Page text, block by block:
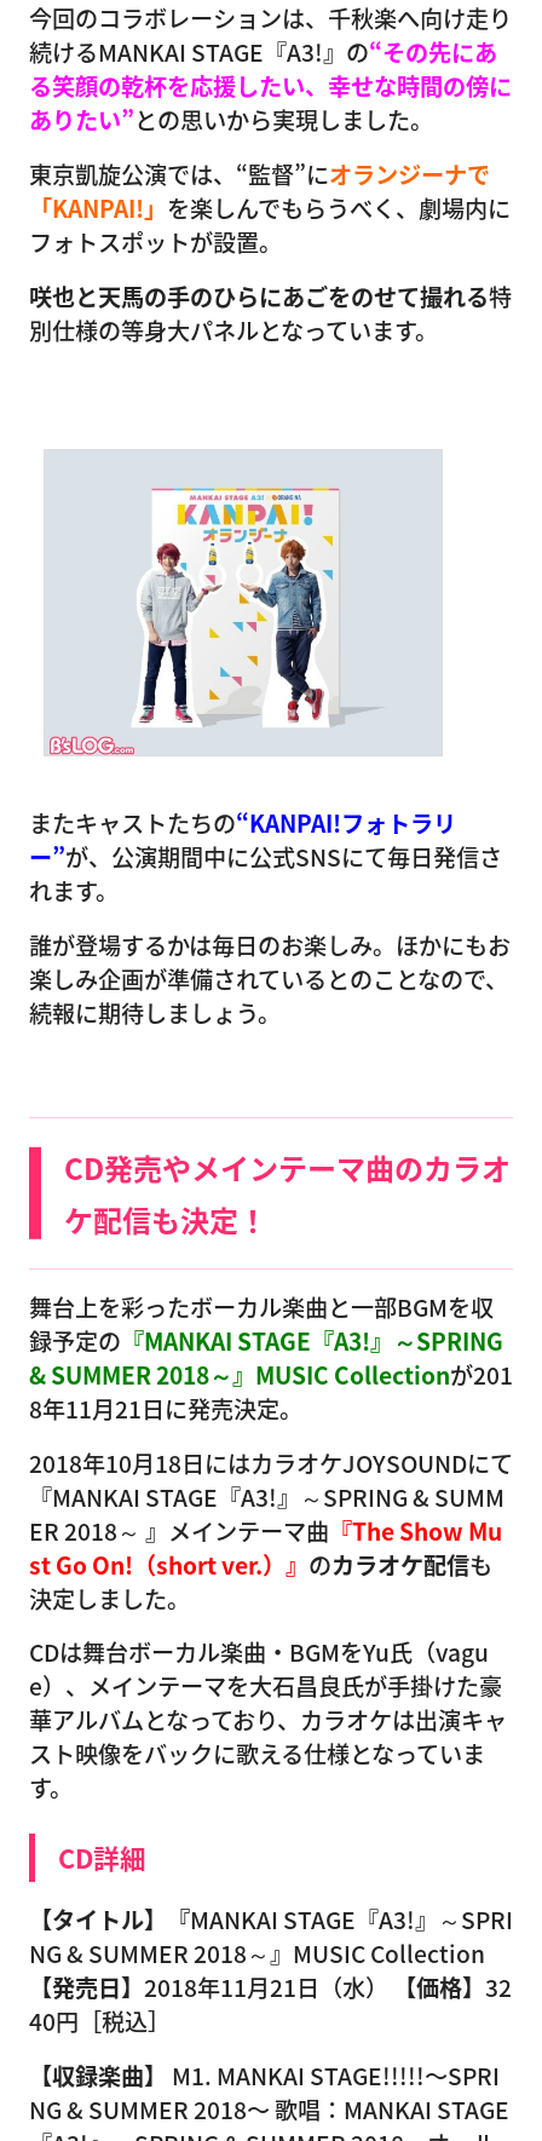
今回のコラボレーションは、千秋楽へ向け走り
続けるMANKAI STAGE『A3!』の“その先にあ
る笑顔の乾杯を応援したい、幸せな時間の傍に
ありたい”との思いから実現しました。
東京凱旋公演では、“監督”にオランジーナで
「KANPAI!」 を楽しんでもらうべく、劇場内に
フォトスポットが設置。
咲也と天馬の手のひらにあごをのせて撮れる特
別仕様の等身大パネルとなっています。
またキャストたちの“KANPAI!フォトラリ
ー”が、公演期間中に公式SNSにて毎日発信さ
れます。
誰が登場するかは毎日のお楽しみ。ほかにもお
楽しみ企画が準備されているとのことなので、
続報に期待しましょう。
CD発売やメインテーマ曲のカラオ
ケ配信も決定！
舞台上を彩ったボーカル楽曲と一部BGMを収
録予定の 『MANKAI STAGE『A3!』～SPRING
& SUMMER 2018～』MUSIC Collectionが201
8年11月21日に発売決定。
2018年10月18日にはカラオケJOYSOUNDにて
『MANKAI STAGE『A3!』～SPRING & SUMM
ER 2018～ 』メインテーマ曲 『The Show Mu
st Go On!（short ver.）』 のカラオケ配信も
決定しました。
CDは舞台ボーカル楽曲・BGMをYu氏（vagu
e）、メインテーマを大石昌良氏が手掛けた豪
華アルバムとなっており、カラオケは出演キャ
スト映像をバックに歌える仕様となっていま
す。
CD詳細
【タイトル】『MANKAI STAGE『A3!』～SPRI
NG & SUMMER 2018～』MUSIC Collection
【発売日】 2018年11月21日（水） 【価格】 32
40円［税込］
【収録楽曲】
M1. MANKAI STAGE!!!!!〜SPRI
NG & SUMMER 2018〜 歌唱：MANKAI STAGE